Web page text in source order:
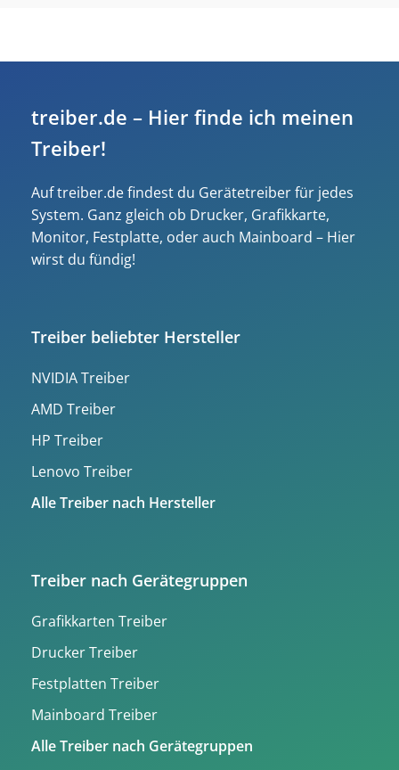
treiber.de – Hier finde ich meinen
Treiber!
Auf treiber.de findest du Gerätetreiber für jedes
System. Ganz gleich ob Drucker, Grafikkarte,
Monitor, Festplatte, oder auch Mainboard – Hier
wirst du fündig!
Treiber beliebter Hersteller
NVIDIA Treiber
AMD Treiber
HP Treiber
Lenovo Treiber
Alle Treiber nach Hersteller
Treiber nach Gerätegruppen
Grafikkarten Treiber
Drucker Treiber
Festplatten Treiber
Mainboard Treiber
Alle Treiber nach Gerätegruppen